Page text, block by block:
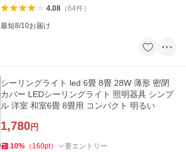
4.08（64件）
最短8/10お届け
シーリングライト led 6畳 8畳 28W 薄形 密閉
カバー LEDシーリングライト 照明器具 シンプ
ル 洋室 和室6畳 8畳用 コンパクト 明るい
1,780円
10% （ 160pt） 要エントリー